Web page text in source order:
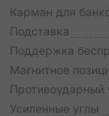
Карман для
Подставка
Поддержка
Магнитное
Противоударный
Усиленные углы